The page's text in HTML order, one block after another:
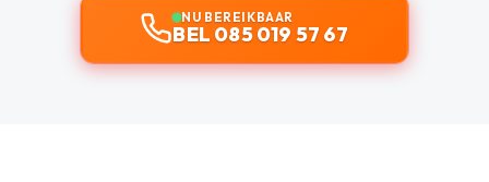
NU BEREIKBAAR
BEL 085 019 57 67